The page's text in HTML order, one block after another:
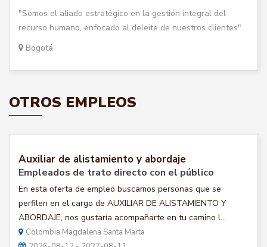
"Somos el aliado estratégico en la gestión integral del
recurso humano, enfocado al deleite de nuestros clientes".
Bogotá
OTROS EMPLEOS
Auxiliar de alistamiento y abordaje
Empleados de trato directo con el público
En esta oferta de empleo buscamos personas que se
perfilen en el cargo de AUXILIAR DE ALISTAMIENTO Y
ABORDAJE, nos gustaría acompañarte en tu camino l...
Colombia Magdalena Santa Marta